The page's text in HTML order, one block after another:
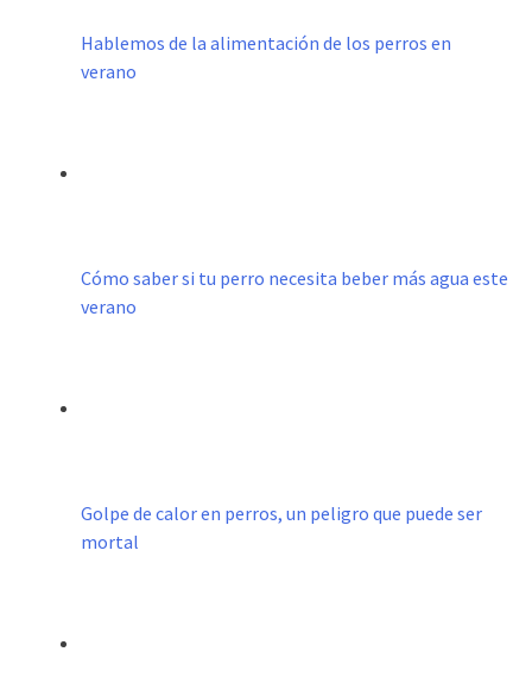
Hablemos de la alimentación de los perros en
verano
Cómo saber si tu perro necesita beber más agua este
verano
Golpe de calor en perros, un peligro que puede ser
mortal